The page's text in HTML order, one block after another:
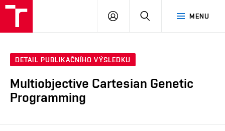
MENU
PŘIHLÁSIT
DETAIL PUBLIKAČNÍHO VÝSLEDKU
Multiobjective Cartesian Genetic
Programming